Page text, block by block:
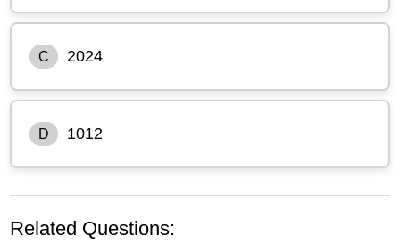
C 2024
D 1012
Related Questions: